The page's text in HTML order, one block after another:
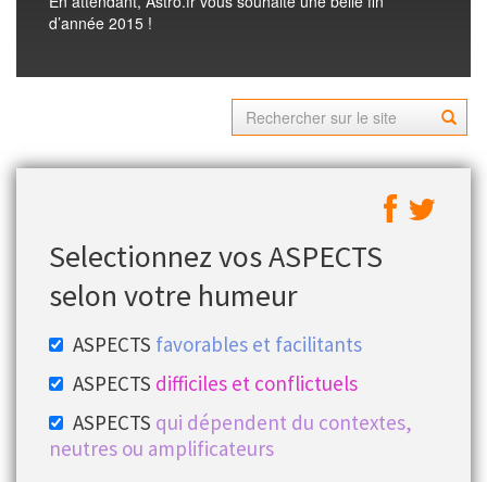
d’année 2015 !
Selectionnez vos ASPECTS
selon votre humeur
ASPECTS favorables et facilitants
ASPECTS difficiles et conflictuels
ASPECTS qui dépendent du contextes,
neutres ou amplificateurs